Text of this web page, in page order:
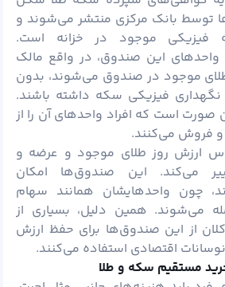
توسط بانک مرکزی منتشر می‌شوند و
فیزیکی موجود در خزانه است.
واحدهای این صندوق، در واقع مالک
موجود در صندوق می‌شوند، بدون
نگهداری فیزیکی سکه داشته باشند.
است که افراد واحدهای آن را از
و فروش می‌کنند.
ارزش روز طلای موجود و عرضه و
می‌کند. این صندوق‌ها امکان
چون واحدهایشان همانند سهام
می‌شوند. همین دلیل، بسیاری از
از این صندوق‌ها برای حفظ ارزش
اقتصادی استفاده می‌کنند.
مستقیم سکه و طلا